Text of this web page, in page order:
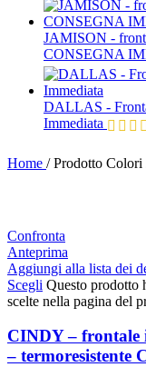
JAMISON -
CONSEGNA
DALLAS -
Immediata
Home / Prodotto Colori
Confronta
Anteprima
Aggiungi alla lista dei
Scegli Questo prodotto
scelte nella pagina del
CINDY – frontale
– termoresistente